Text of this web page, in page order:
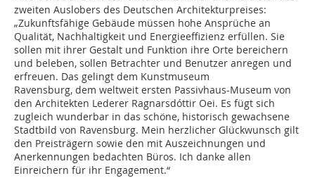
zweiten Auslobers des Deutschen Architekturpreises:
„Zukunftsfähige Gebäude müssen hohe Ansprüche an
Qualität, Nachhaltigkeit und Energieeffizienz erfüllen. Sie
sollen mit ihrer Gestalt und Funktion ihre Orte bereichern
und beleben, sollen Betrachter und Benutzer anregen und
erfreuen. Das gelingt dem Kunstmuseum
Ravensburg, dem weltweit ersten Passivhaus-Museum von
den Architekten Lederer Ragnarsdóttir Oei. Es fügt sich
zugleich wunderbar in das schöne, historisch gewachsene
Stadtbild von Ravensburg. Mein herzlicher Glückwunsch gilt
den Preisträgern sowie den mit Auszeichnungen und
Anerkennungen bedachten Büros. Ich danke allen
Einreichern für ihr Engagement.“